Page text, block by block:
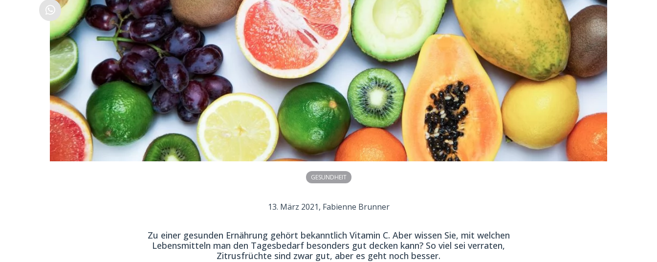
GESUNDHEIT
13. März 2021, Fabienne Brunner
Zu einer gesunden Ernährung gehört bekanntlich Vitamin C. Aber wissen Sie, mit welchen
Lebensmitteln man den Tagesbedarf besonders gut decken kann? So viel sei verraten,
Zitrusfrüchte sind zwar gut, aber es geht noch besser.